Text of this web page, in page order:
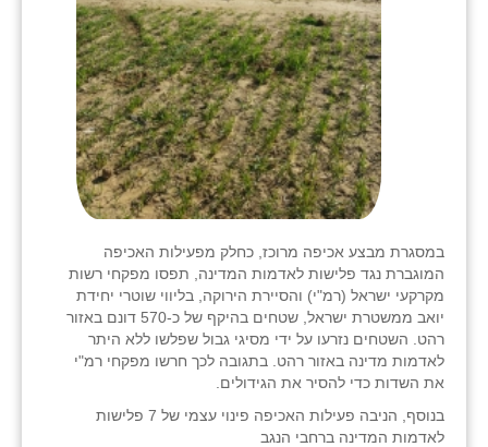
במסגרת מבצע אכיפה מרוכז, כחלק מפעילות האכיפה
המוגברת נגד פלישות לאדמות המדינה, תפסו מפקחי רשות
מקרקעי ישראל (רמ"י) והסיירת הירוקה, בליווי שוטרי יחידת
יואב ממשטרת ישראל, שטחים בהיקף של כ-570 דונם באזור
רהט. השטחים נזרעו על ידי מסיגי גבול שפלשו ללא היתר
לאדמות מדינה באזור רהט. בתגובה לכך חרשו מפקחי רמ"י
את השדות כדי להסיר את הגידולים.
בנוסף, הניבה פעילות האכיפה פינוי עצמי של 7 פלישות
לאדמות המדינה ברחבי הנגב